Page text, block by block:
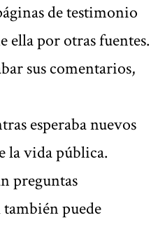
de testimonio
ella por otras fuentes.
sus comentarios,
esperaba nuevos
la vida pública.
preguntas
puede